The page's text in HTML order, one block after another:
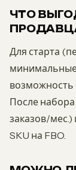
ЧТО
Для старта
возможность
После
заказов/
SKU на FBO.